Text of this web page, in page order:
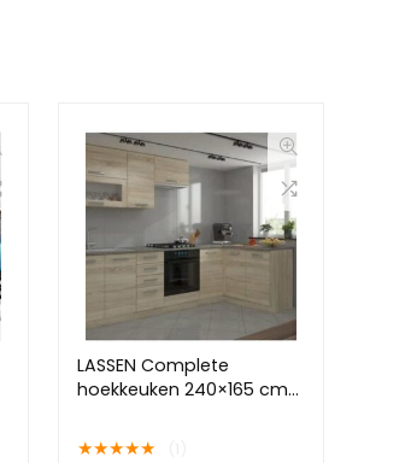
LASSEN Complete
hoekkeuken 240×165 cm
eiken afwerking
★★★★★